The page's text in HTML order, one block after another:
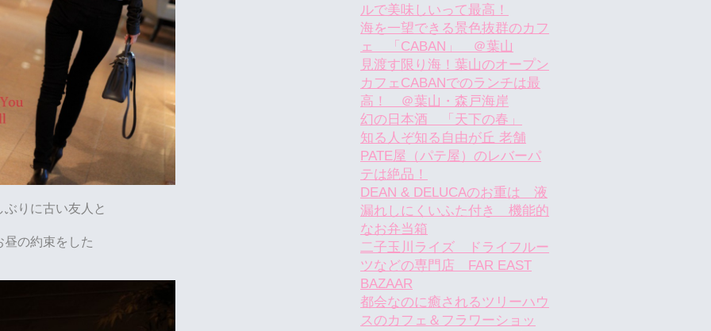
ぶりに古い友人と
昼の約束をした
ルで美味しいって最高！
海を一望できる景色抜群のカフ
ェ 「CABAN」 ＠葉山
見渡す限り海！葉山のオープン
カフェCABANでのランチは最
高！ ＠葉山・森戸海岸
幻の日本酒 「天下の春」
知る人ぞ知る自由が丘 老舗
PATE屋（パテ屋）のレバーパ
テは絶品！
DEAN & DELUCAのお重は 液
漏れしにくいふた付き 機能的
なお弁当箱
二子玉川ライズ ドライフルー
ツなどの専門店 FAR EAST
BAZAAR
都会なのに癒されるツリーハウ
スのカフェ＆フラワーショッ